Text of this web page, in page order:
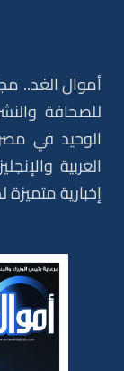
أموال الغد..
للصحافة
الوحيد في مصر
العربية
إخبارية